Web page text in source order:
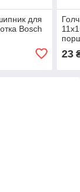
для
Bosch
23